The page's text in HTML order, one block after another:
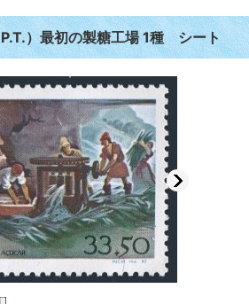
）最初の製糖工場 1種 シート